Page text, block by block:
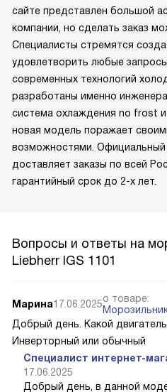
сайте представлен большой
компании, но сделать заказ
Специалисты стремятся
удовлетворить любые
современных технологий
разработаны именно
система охлаждения no frost
новая модель поражает
возможностями.
доставляет заказы по всей
гарантийный срок до 2-х лет.
Вопросы и ответы на
Liebherr IGS 1101
Марина17.06.2025о товаре:
Добрый день. Какой
Инверторный или обычный
Специалист интернет-
17.06.2025
Добрый день, в данной